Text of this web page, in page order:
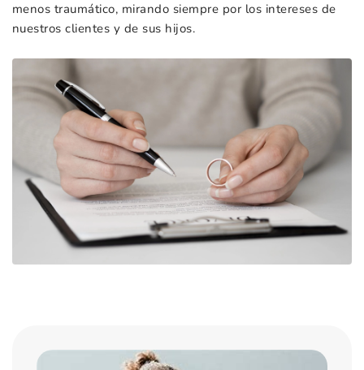
menos traumático, mirando siempre por los intereses de
nuestros clientes y de sus hijos.